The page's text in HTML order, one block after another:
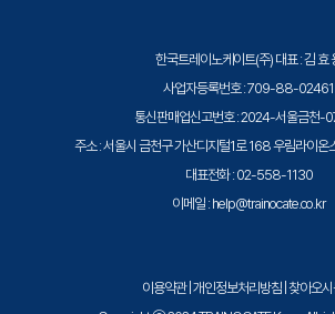
한국트레이노케이트(주) 대표 : 김 효
사업자등록번호 : 709-88-02461
통신판매업신고번호 : 2024-서울금천-
주소 : 서울시 금천구 가산디지털1로 168 우림라이온
대표전화 : 02-558-1130
이메일 : help@trainocate.co.kr
이용약관| 개인정보처리방침 찾아오